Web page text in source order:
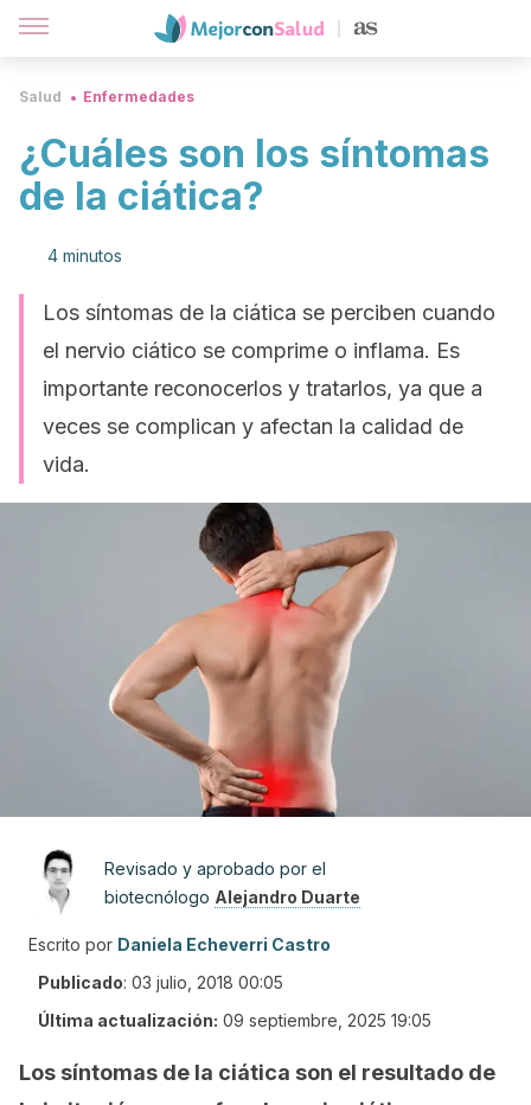
Salud Enfermedades
¿Cuáles son los síntomas
de la ciática?
4 minutos
Los síntomas de la ciática se perciben cuando
el nervio ciático se comprime o inflama. Es
importante reconocerlos y tratarlos, ya que a
veces se complican y afectan la calidad de
vida.
Revisado y aprobado por el
biotecnólogo Alejandro Duarte
Escrito por Daniela Echeverri Castro
Publicado: 03 julio, 2018 00:05
Última actualización: 09 septiembre, 2025 19:05
Los síntomas de la ciática son el resultado de